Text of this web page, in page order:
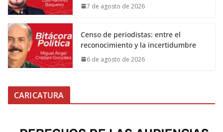
7 de agosto de 2026
Censo de periodistas: entre el
reconocimiento y la incertidumbre
6 de agosto de 2026
CARICATURA